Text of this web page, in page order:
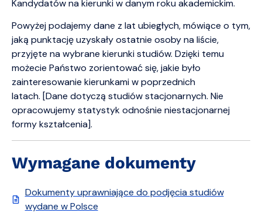
Kandydatów na kierunki w danym roku akademickim.
Powyżej podajemy dane z lat ubiegłych, mówiące o tym,
jaką punktację uzyskały ostatnie osoby na liście,
przyjęte na wybrane kierunki studiów. Dzięki temu
możecie Państwo zorientować się, jakie było
zainteresowanie kierunkami w poprzednich
latach. [Dane dotyczą studiów stacjonarnych. Nie
opracowujemy statystyk odnośnie niestacjonarnej
formy kształcenia].
Wymagane dokumenty
Dokumenty uprawniające do podjęcia studiów
wydane w Polsce